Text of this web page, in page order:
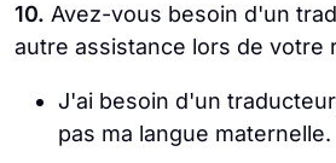
10. Avez-vous besoin d'un
autre assistance lors de votre
J'ai besoin d'un
pas ma langue maternelle.